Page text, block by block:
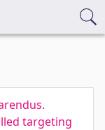
targeting